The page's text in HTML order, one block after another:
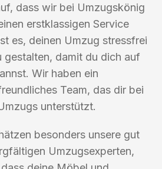
dass wir bei Umzugskönig
erstklassigen Service
es, deinen Umzug stressfrei
gestalten, damit du dich auf
Wir haben ein
Team, das dir bei
unterstützt.
besonders unsere gut
Umzugsexperten,